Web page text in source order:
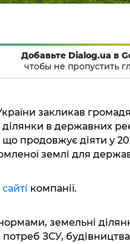
Добавьте Dialog.ua в
чтобы не пропустить
закликав
ділянки в державних
що продовжує діяти у
землі для
сайті компанії.
земельні
ЗСУ,